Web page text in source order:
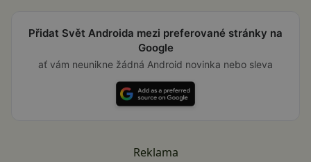
Přidat Svět Androida mezi preferované stránky na
Google
ať vám neunikne žádná Android novinka nebo sleva
Reklama